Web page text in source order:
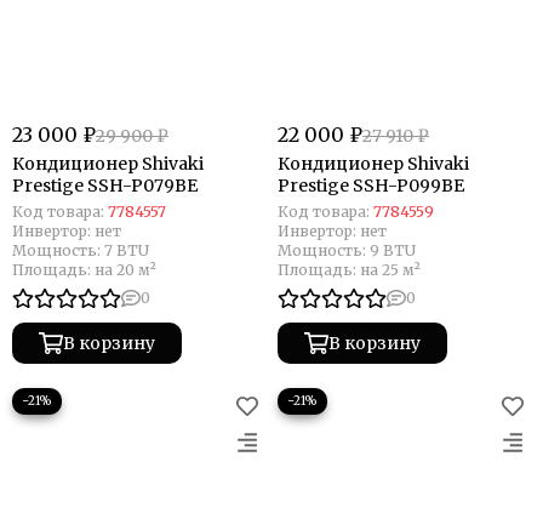
23 000 ₽29 900 ₽
Кондиционер Shivaki
Prestige SSH-P079BE
Код товара: 7784557
Инвертор: нет
Мощность: 7 BTU
Площадь: на 20 м²
0
В корзину
22 000 ₽27 910 ₽
Кондиционер Shivaki
Prestige SSH-P099BE
Код товара: 7784559
Инвертор: нет
Мощность: 9 BTU
Площадь: на 25 м²
0
В корзину
−21% −21%